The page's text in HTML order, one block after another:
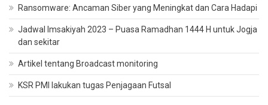
Ransomware: Ancaman Siber yang Meningkat dan Cara Hadapi
Jadwal Imsakiyah 2023 – Puasa Ramadhan 1444 H untuk Jogja
dan sekitar
Artikel tentang Broadcast monitoring
KSR PMI lakukan tugas Penjagaan Futsal